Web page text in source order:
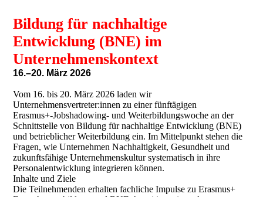
Bildung für nachhaltige
Entwicklung (BNE) im
Unternehmenskontext
16.–20. März 2026
Vom 16. bis 20. März 2026 laden wir
Unternehmensvertreter:innen zu einer fünftägigen
Erasmus+‑Jobshadowing‑ und Weiterbildungswoche an der
Schnittstelle von Bildung für nachhaltige Entwicklung (BNE)
und betrieblicher Weiterbildung ein. Im Mittelpunkt stehen die
Fragen, wie Unternehmen Nachhaltigkeit, Gesundheit und
zukunftsfähige Unternehmenskultur systematisch in ihre
Personalentwicklung integrieren können.
Inhalte und Ziele
Die Teilnehmenden erhalten fachliche Impulse zu Erasmus+